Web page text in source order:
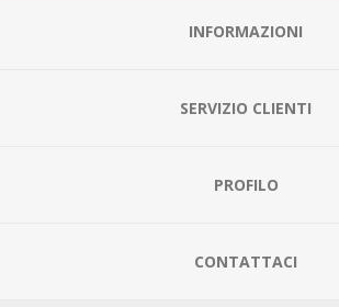
INFORMAZIONI
SERVIZIO CLIENTI
PROFILO
CONTATTACI